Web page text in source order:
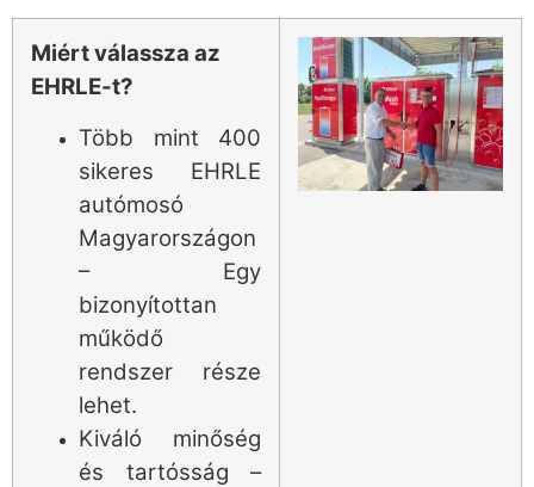
Miért válassza az
EHRLE-t?
Több mint 400
sikeres EHRLE
autómosó
Magyarországon
– Egy
bizonyítottan
működő
rendszer része
lehet.
Kiváló minőség
és tartósság –